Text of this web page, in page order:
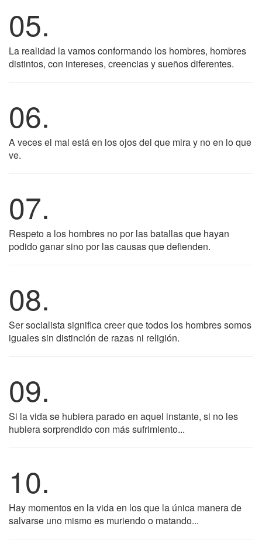
05.
La realidad la vamos conformando los hombres, hombres
distintos, con intereses, creencias y sueños diferentes.
06.
A veces el mal está en los ojos del que mira y no en lo que
ve.
07.
Respeto a los hombres no por las batallas que hayan
podido ganar sino por las causas que defienden.
08.
Ser socialista significa creer que todos los hombres somos
iguales sin distinción de razas ni religión.
09.
Si la vida se hubiera parado en aquel instante, si no les
hubiera sorprendido con más sufrimiento...
10.
Hay momentos en la vida en los que la única manera de
salvarse uno mismo es muriendo o matando...